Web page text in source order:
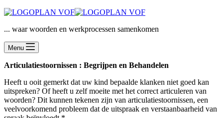
... waar woorden en werkprocessen samenkomen
Menu
Articulatiestoornissen : Begrijpen en Behandelen
Heeft u ooit gemerkt dat uw kind bepaalde klanken niet goed kan
uitspreken? Of heeft u zelf moeite met het correct articuleren van
woorden? Dit kunnen tekenen zijn van articulatiestoornissen, een
veelvoorkomend probleem dat de uitspraak en verstaanbaarheid van